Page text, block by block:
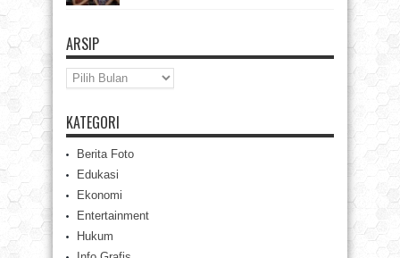
ARSIP
Arsip
KATEGORI
Berita Foto
Edukasi
Ekonomi
Entertainment
Hukum